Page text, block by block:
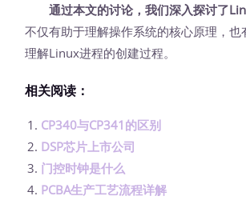
通过本文的讨论，我们深入探讨了
不仅有助于理解操作系统的核心原理，
理解Linux进程的创建过程。
相关阅读：
CP340与CP341的区别
DSP芯片上市公司
门控时钟是什么
PCBA生产工艺流程详解